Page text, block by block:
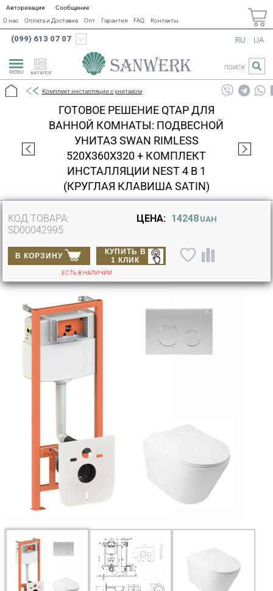
Авторизация
Сообщение
О нас
Оплата и Доставка Опт Гарантия FAQ Контакты
(099) 613 07 07
КАТАЛОГ
RU UA
ПОИСК
Комплект инсталляции с унитазом
ГОТОВОЕ РЕШЕНИЕ QTAP ДЛЯ
ВАННОЙ КОМНАТЫ: ПОДВЕСНОЙ
УНИТАЗ SWAN RIMLESS
520Х360Х320 + КОМПЛЕКТ
ИНСТАЛЛЯЦИИ NEST 4 В 1
(КРУГЛАЯ КЛАВИША SATIN)
КОД ТОВАРА:
SD00042995
ЦЕНА: 14248 UAH
В КОРЗИНУ
КУПИТЬ В
1 КЛИК
ЕСТЬ В НАЛИЧИИ